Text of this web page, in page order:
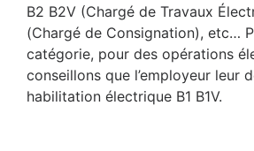
B2 B2V (Chargé de Travaux
(Chargé de Consignation), etc…
catégorie, pour des opérations
conseillons que l’employeur leur
habilitation électrique B1 B1V.